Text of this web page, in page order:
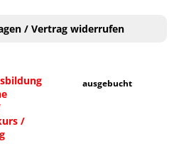
/ Vertrag widerrufen
/
ausgebucht